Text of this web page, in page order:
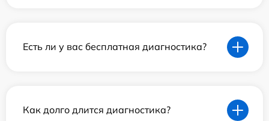
Есть ли у вас бесплатная диагностика?
Как долго длится диагностика?